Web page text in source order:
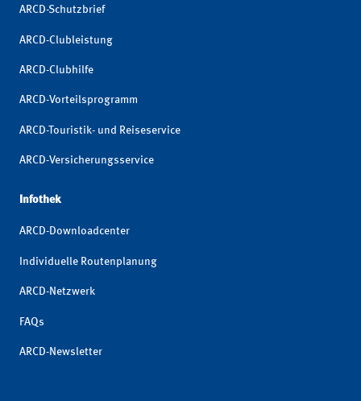
ARCD-Schutzbrief
ARCD-Clubleistung
ARCD-Clubhilfe
ARCD-Vorteilsprogramm
ARCD-Touristik- und Reiseservice
ARCD-Versicherungsservice
Infothek
ARCD-Downloadcenter
Individuelle Routenplanung
ARCD-Netzwerk
FAQs
ARCD-Newsletter